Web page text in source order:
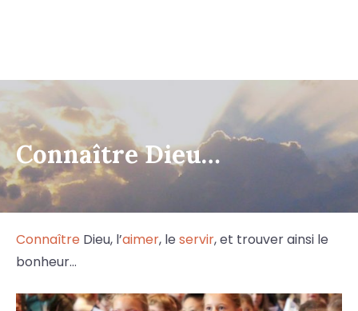
Connaître Dieu…
Connaître Dieu, l’aimer, le servir, et trouver ainsi le
bonheur…